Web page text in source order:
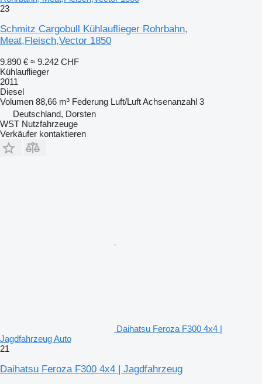
23
Schmitz Cargobull Kühlauflieger Rohrbahn,
Meat,Fleisch,Vector 1850
9.890 € ≈ 9.242 CHF
Kühlauflieger
2011
Diesel
Volumen 88,66 m³ Federung Luft/LuftAchsenanzahl 3
Deutschland, Dorsten
WST Nutzfahrzeuge
Verkäufer kontaktieren
Daihatsu Feroza F300 4x4 |
Jagdfahrzeug Auto
21
Daihatsu Feroza F300 4x4 | Jagdfahrzeug